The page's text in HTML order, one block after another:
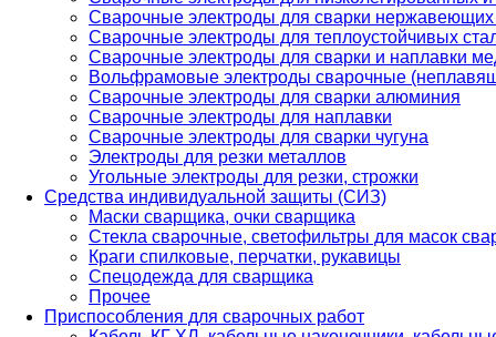
Сварочные электроды для сварки
Сварочные электроды для теплоустойчивых
Сварочные электроды для сварки и наплавки
Вольфрамовые электроды сварочные
Сварочные электроды для сварки алюминия
Сварочные электроды для наплавки
Сварочные электроды для сварки чугуна
Электроды для резки металлов
Угольные электроды для резки, строжки
Средства индивидуальной защиты (СИЗ)
Маски сварщика, очки сварщика
Стекла сварочные, светофильтры для масок
Краги спилковые, перчатки, рукавицы
Спецодежда для сварщика
Прочее
Приспособления для сварочных работ